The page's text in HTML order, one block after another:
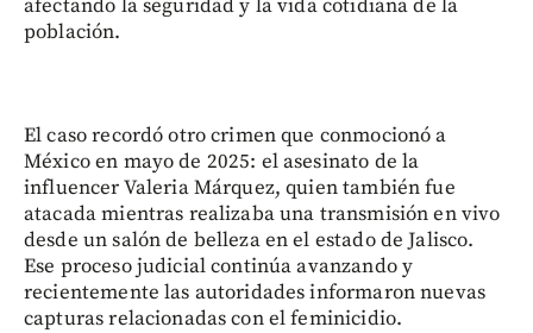
afectando la seguridad y la vida cotidiana de la
población.
El caso recordó otro crimen que conmocionó a
México en mayo de 2025: el asesinato de la
influencer Valeria Márquez, quien también fue
atacada mientras realizaba una transmisión en vivo
desde un salón de belleza en el estado de Jalisco.
Ese proceso judicial continúa avanzando y
recientemente las autoridades informaron nuevas
capturas relacionadas con el feminicidio.